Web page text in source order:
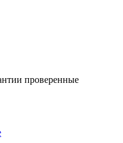
проверенные